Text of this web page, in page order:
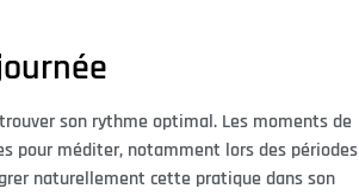
son rythme optimal. Les moments de
pour méditer, notamment lors des périodes
naturellement cette pratique dans son